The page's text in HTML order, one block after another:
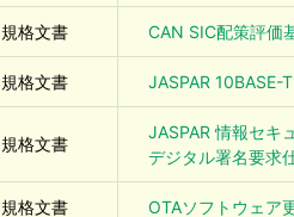
規格文書 CAN SIC配策評価
規格文書 JASPAR 10BASE-
規格文書
JASPAR 情報セキ
デジタル署名要求
規格文書 OTAソフトウェア